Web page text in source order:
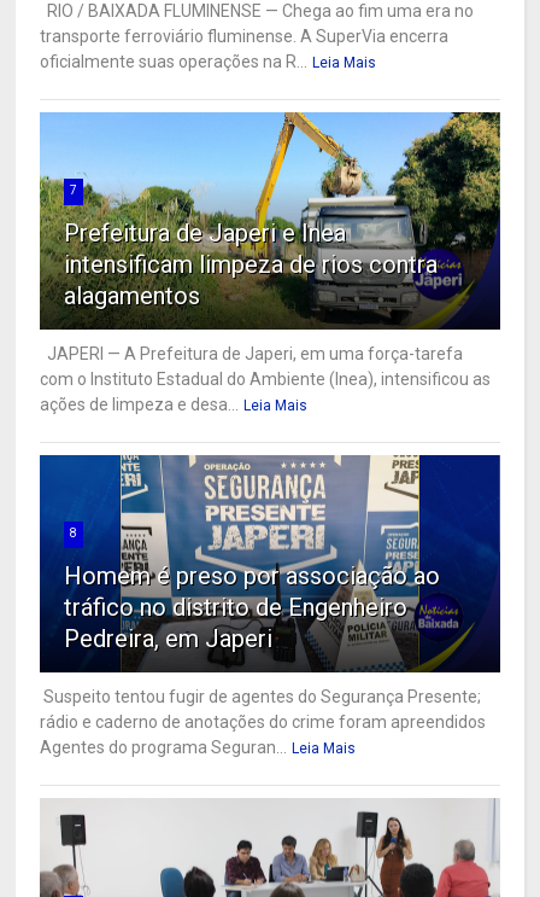
RIO / BAIXADA FLUMINENSE — Chega ao fim uma era no
transporte ferroviário fluminense. A SuperVia encerra
oficialmente suas operações na R...
Leia Mais
7
Prefeitura de Japeri e Inea
intensificam limpeza de rios contra
alagamentos
JAPERI — A Prefeitura de Japeri, em uma força-tarefa
com o Instituto Estadual do Ambiente (Inea), intensificou as
ações de limpeza e desa...
Leia Mais
8
Homem é preso por associação ao
tráfico no distrito de Engenheiro
Pedreira, em Japeri
Suspeito tentou fugir de agentes do Segurança Presente;
rádio e caderno de anotações do crime foram apreendidos
Agentes do programa Seguran...
Leia Mais